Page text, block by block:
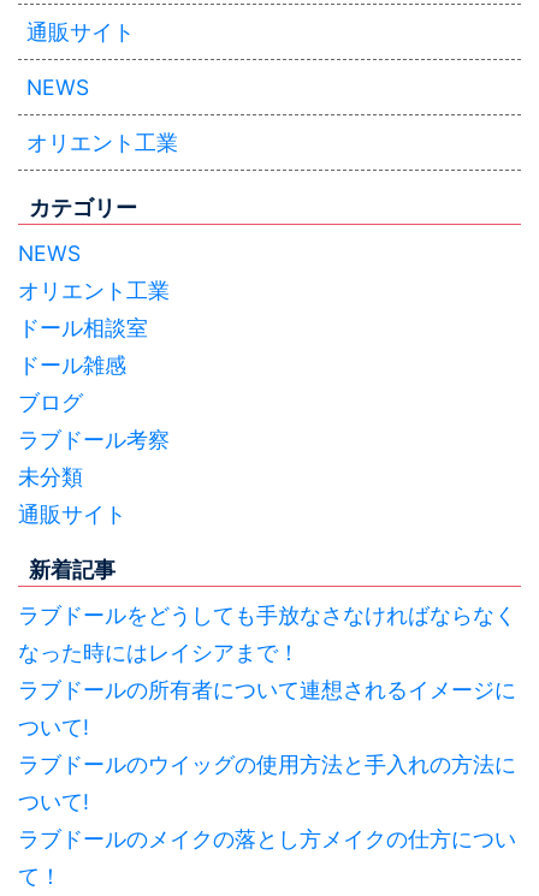
通販サイト
NEWS
オリエント工業
カテゴリー
NEWS
オリエント工業
ドール相談室
ドール雑感
ブログ
ラブドール考察
未分類
通販サイト
新着記事
ラブドールをどうしても手放なさなければならなく
なった時にはレイシアまで！
ラブドールの所有者について連想されるイメージに
ついて!
ラブドールのウイッグの使用方法と手入れの方法に
ついて!
ラブドールのメイクの落とし方メイクの仕方につい
て！